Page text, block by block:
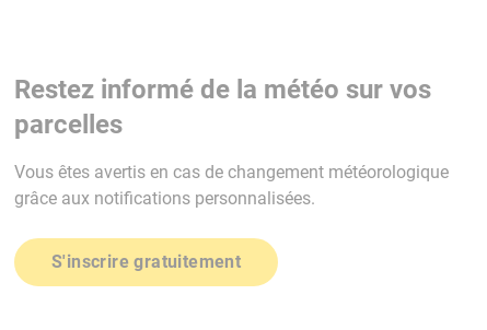
Restez informé de la météo sur vos
parcelles
Vous êtes avertis en cas de changement météorologique
grâce aux notifications personnalisées.
S'inscrire gratuitement